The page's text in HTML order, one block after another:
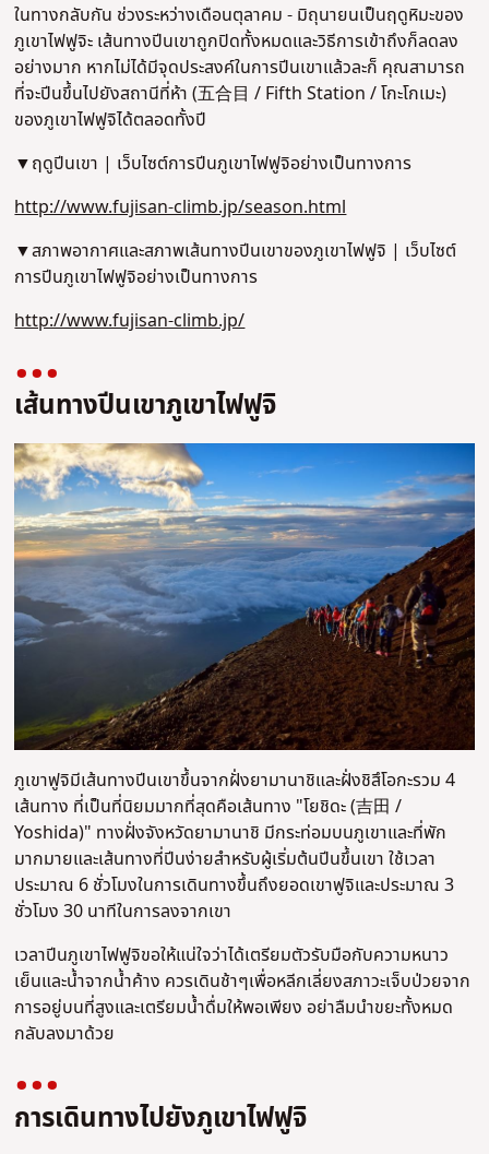
ในทางกลับกัน ช่วงระหว่างเดือนตุลาคม - มิถุนายนเป็นฤดูหิมะของ
ภูเขาไฟฟูจิะ เส้นทางปีนเขาถูกปิดทั้งหมดและวิธีการเข้าถึงก็ลดลง
อย่างมาก หากไม่ได้มีจุดประสงค์ในการปีนเขาแล้วละก็ คุณสามารถ
ที่จะปีนขึ้นไปยังสถานีที่ห้า (五合目 / Fifth Station / โกะโกเมะ)
ของภูเขาไฟฟูจิได้ตลอดทั้งปี
▼ฤดูปีนเขา | เว็บไซต์การปีนภูเขาไฟฟูจิอย่างเป็นทางการ
http://www.fujisan-climb.jp/season.html
▼สภาพอากาศและสภาพเส้นทางปีนเขาของภูเขาไฟฟูจิ | เว็บไซต์
การปีนภูเขาไฟฟูจิอย่างเป็นทางการ
http://www.fujisan-climb.jp/
เส้นทางปีนเขาภูเขาไฟฟูจิ
ภูเขาฟูจิมีเส้นทางปีนเขาขึ้นจากฝั่งยามานาชิและฝั่งชิสึโอกะรวม 4
เส้นทาง ที่เป็นที่นิยมมากที่สุดคือเส้นทาง "โยชิดะ (吉田 /
Yoshida)" ทางฝั่งจังหวัดยามานาชิ มีกระท่อมบนภูเขาและที่พัก
มากมายและเส้นทางที่ปีนง่ายสำหรับผู้เริ่มต้นปีนขึ้นเขา ใช้เวลา
ประมาณ 6 ชั่วโมงในการเดินทางขึ้นถึงยอดเขาฟูจิและประมาณ 3
ชั่วโมง 30 นาทีในการลงจากเขา
เวลาปีนภูเขาไฟฟูจิขอให้แน่ใจว่าได้เตรียมตัวรับมือกับความหนาว
เย็นและน้ำจากน้ำค้าง ควรเดินช้าๆเพื่อหลีกเลี่ยงสภาวะเจ็บป่วยจาก
การอยู่บนที่สูงและเตรียมน้ำดื่มให้พอเพียง อย่าลืมนำขยะทั้งหมด
กลับลงมาด้วย
การเดินทางไปยังภูเขาไฟฟูจิ